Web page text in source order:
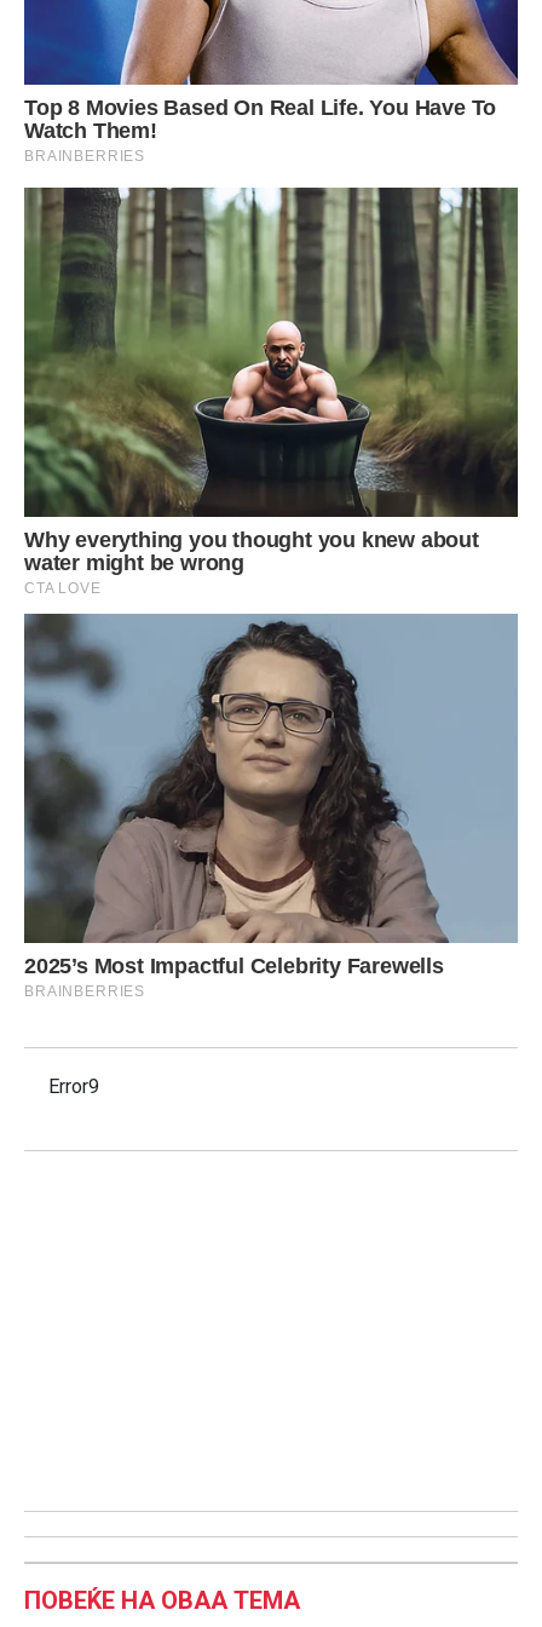
Error9
ПОВЕЌЕ НА ОВАА ТЕМА